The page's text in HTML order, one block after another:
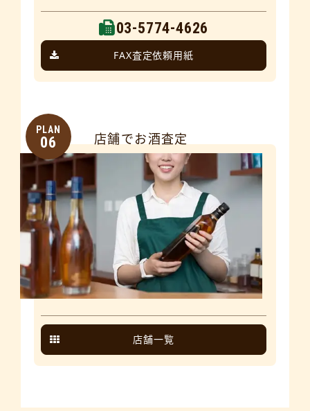
03-5774-4626
FAX査定依頼用紙
PLAN
06 店舗でお酒査定
店舗一覧